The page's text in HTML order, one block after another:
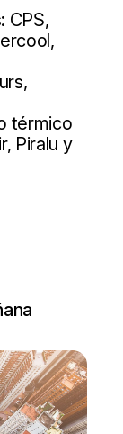
CPS,
térmico
Piralu y